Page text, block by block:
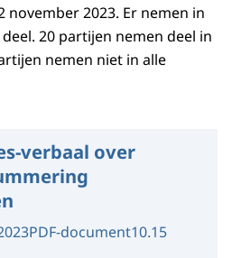
november 2023. Er nemen in
20 partijen nemen deel in
nemen niet in alle
verbaal over
PDF-document10.15